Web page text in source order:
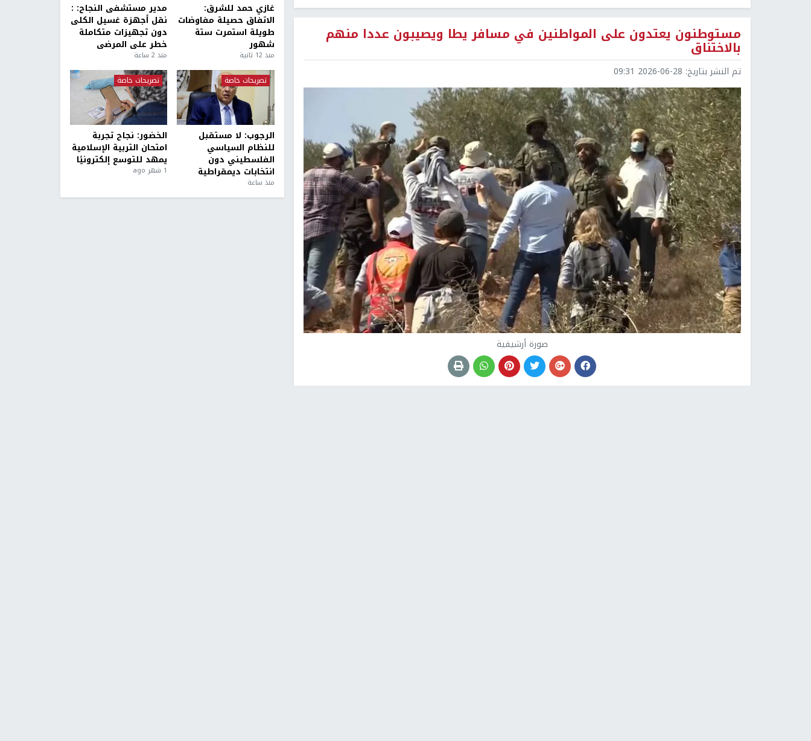
مستوطنون يعتدون على المواطنين في مسافر يطا ويصيبون عددا منهم
بالاختناق
تم النشر بتاريخ: 2026-06-28 09:31
صورة أرشيفية
غازي حمد للشرق:
الاتفاق حصيلة مفاوضات
طويلة استمرت ستة
شهور
منذ 12 ثانية
مدير مستشفى النجاح: :
نقل أجهزة غسيل الكلى
دون تجهيزات متكاملة
خطر على المرضى
منذ 2 ساعة
تصريحات خاصة
الرجوب: لا مستقبل
للنظام السياسي
الفلسطيني دون
انتخابات ديمقراطية
منذ ساعة
تصريحات خاصة
الخضور: نجاح تجربة
امتحان التربية الإسلامية
يمهد للتوسع إلكترونيًا
1 شهر ago